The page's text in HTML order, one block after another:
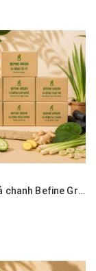
Xà bông sả chanh Befine Green